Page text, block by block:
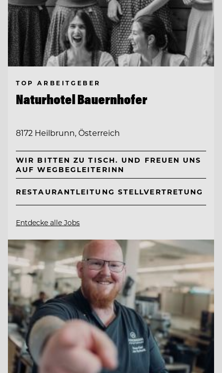
TOP ARBEITGEBER
Naturhotel Bauernhofer
8172 Heilbrunn, Österreich
WIR BITTEN ZU TISCH. UND FREUEN UNS
AUF WEGBEGLEITERINN
RESTAURANTLEITUNG STELLVERTRETUNG
Entdecke alle Jobs